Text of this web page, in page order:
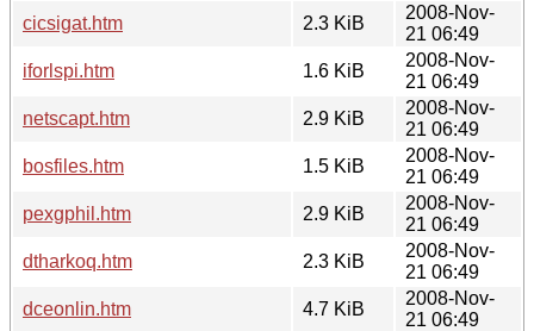
cicsigat.htm
2.3 KiB
2008-Nov-
21 06:49
iforlspi.htm
1.6 KiB
2008-Nov-
21 06:49
netscapt.htm
2.9 KiB
2008-Nov-
21 06:49
bosfiles.htm
1.5 KiB
2008-Nov-
21 06:49
pexgphil.htm
2.9 KiB
2008-Nov-
21 06:49
dtharkoq.htm
2.3 KiB
2008-Nov-
21 06:49
dceonlin.htm
4.7 KiB
2008-Nov-
21 06:49